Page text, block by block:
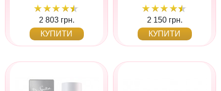
2 803 грн.
КУПИТИ
2 150 грн.
КУПИТИ